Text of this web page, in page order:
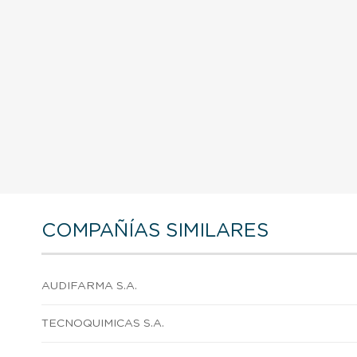
COMPAÑÍAS SIMILARES
AUDIFARMA S.A.
TECNOQUIMICAS S.A.